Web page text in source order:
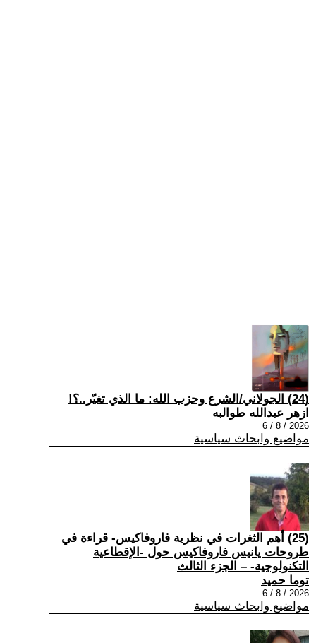
(24) الجولاني/الشرع وحزب الله: ما الذي تغيّر..؟!
ازهر عبدالله طوالبه
2026 / 8 / 6
مواضيع وابحاث سياسية
(25) أهم الثغرات في نظرية فاروفاكيس- قراءة في
طروحات يانيس فاروفاكيس حول -الإقطاعية
التكنولوجية- – الجزء الثالث
توما حميد
2026 / 8 / 6
مواضيع وابحاث سياسية